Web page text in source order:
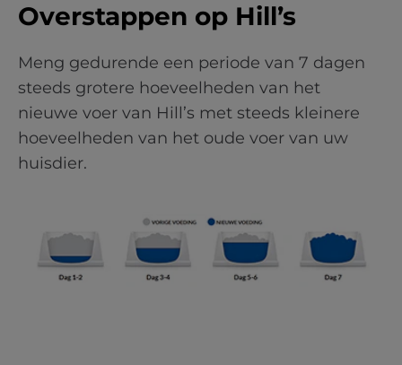
Overstappen op Hill’s
Meng gedurende een periode van 7 dagen
steeds grotere hoeveelheden van het
nieuwe voer van Hill’s met steeds kleinere
hoeveelheden van het oude voer van uw
huisdier.